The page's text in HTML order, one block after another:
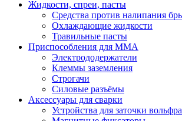
Жидкости, спреи, пасты
Средства против налипания
Охлаждающие жидкости
Травильные пасты
Приспособления для ММА
Электрододержатели
Клеммы заземления
Строгачи
Силовые разъёмы
Аксессуары для сварки
Устройства для заточки